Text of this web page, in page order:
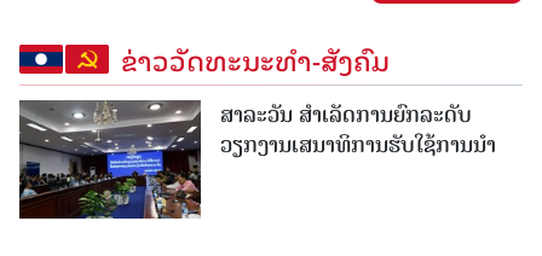
ຂ່າວວັດທະນະທຳ-ສັງຄົມ
ສາລະວັນ ສໍາເລັດການຍົກລະດັບ
ວຽກງານເສນາທິການຮັບໃຊ້ການນໍາ